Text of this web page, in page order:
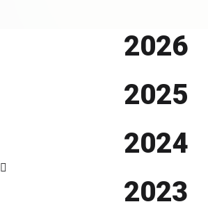
2026
2025
2024
2023